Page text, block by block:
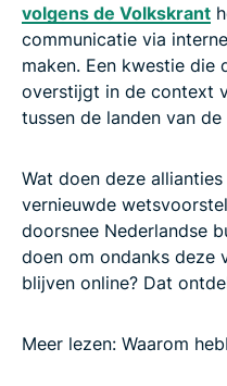
volgens de Volkskrant
communicatie via
maken. Een kwestie die
overstijgt in de context
tussen de landen van de
Wat doen deze
vernieuwde
doorsnee Nederlandse
doen om ondanks deze
blijven online? Dat
Meer lezen: Waarom